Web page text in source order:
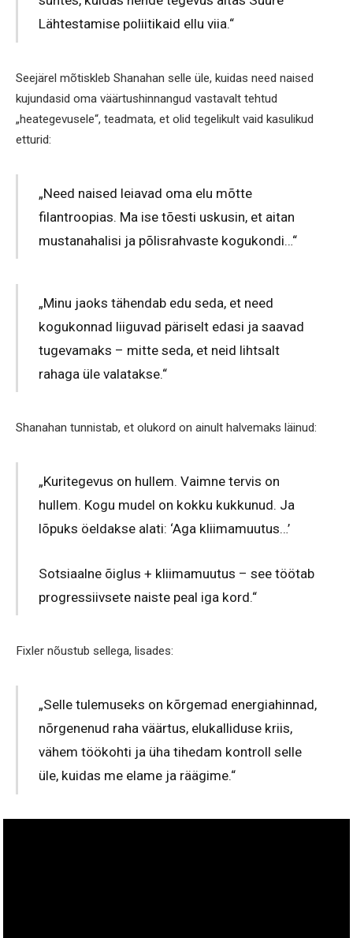
Lähtestamise poliitikaid ellu viia.“
Seejärel mõtiskleb Shanahan selle üle, kuidas need naised
kujundasid oma väärtushinnangud vastavalt tehtud
„heategevusele“, teadmata, et olid tegelikult vaid kasulikud
etturid:
„Need naised leiavad oma elu mõtte
filantroopias. Ma ise tõesti uskusin, et aitan
mustanahalisi ja põlisrahvaste kogukondi…“
„Minu jaoks tähendab edu seda, et need
kogukonnad liiguvad päriselt edasi ja saavad
tugevamaks – mitte seda, et neid lihtsalt
rahaga üle valatakse.“
Shanahan tunnistab, et olukord on ainult halvemaks läinud:
„Kuritegevus on hullem. Vaimne tervis on
hullem. Kogu mudel on kokku kukkunud. Ja
lõpuks öeldakse alati: ‘Aga kliimamuutus…’
Sotsiaalne õiglus + kliimamuutus – see töötab
progressiivsete naiste peal iga kord.“
Fixler nõustub sellega, lisades:
„Selle tulemuseks on kõrgemad energiahinnad,
nõrgenenud raha väärtus, elukalliduse kriis,
vähem töökohti ja üha tihedam kontroll selle
üle, kuidas me elame ja räägime.“